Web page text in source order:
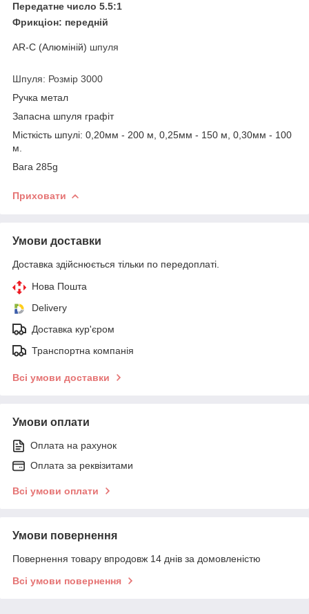
Передатне число 5.5:1
Фрикціон: передній
AR-C (Алюміній) шпуля
Шпуля: Розмір 3000
Ручка метал
Запасна шпуля графіт
Місткість шпулі: 0,20мм - 200 м, 0,25мм - 150 м, 0,30мм - 100
м.
Вага 285g
Приховати
Умови доставки
Доставка здійснюється тільки по передоплаті.
Нова Пошта
Delivery
Доставка кур'єром
Транспортна компанія
Всі умови доставки
Умови оплати
Оплата на рахунок
Оплата за реквізитами
Всі умови оплати
Умови повернення
Повернення товару впродовж 14 днів за домовленістю
Всі умови повернення